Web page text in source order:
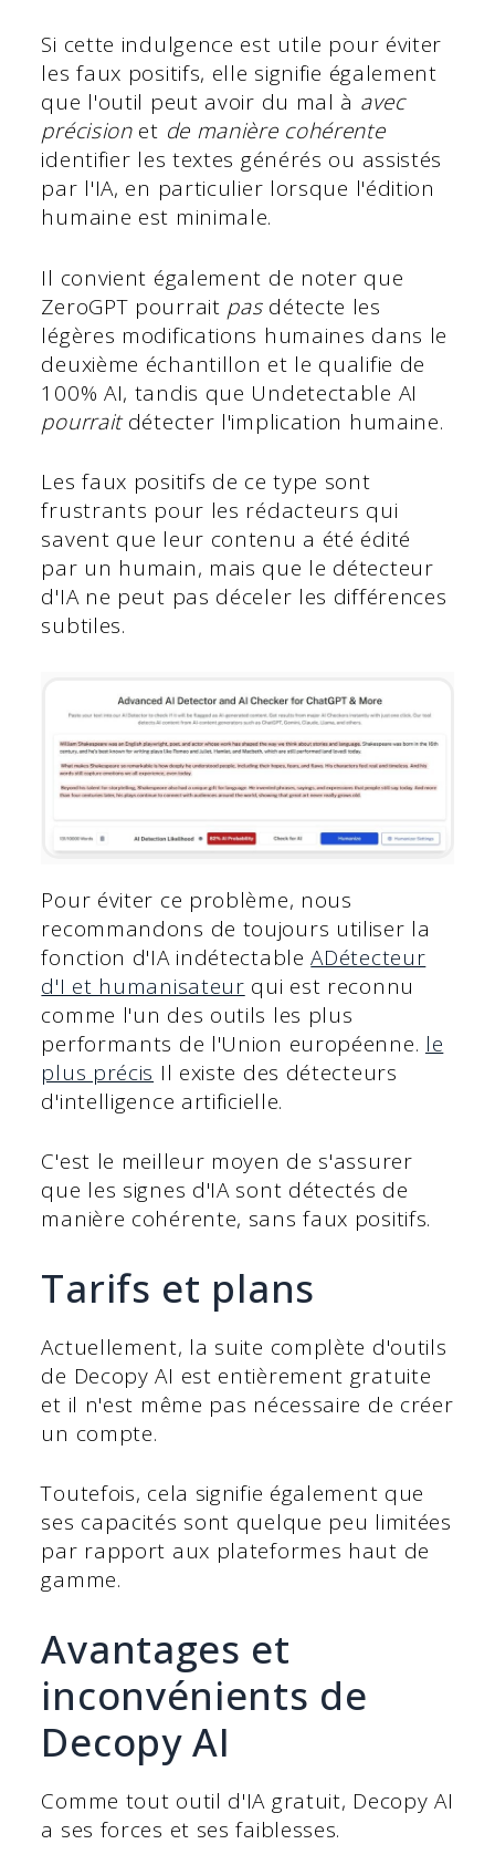
Si cette indulgence est utile pour éviter
les faux positifs, elle signifie également
que l'outil peut avoir du mal à avec
précisionet de manière cohérente
identifier les textes générés ou assistés
par l'IA, en particulier lorsque l'édition
humaine est minimale.
Il convient également de noter que
ZeroGPT pourrait pas détecte les
légères modifications humaines dans le
deuxième échantillon et le qualifie de
100% AI, tandis que Undetectable AI
pourraitdétecter l'implication humaine.
Les faux positifs de ce type sont
frustrants pour les rédacteurs qui
savent que leur contenu a été édité
par un humain, mais que le détecteur
d'IA ne peut pas déceler les différences
subtiles.
Pour éviter ce problème, nous
recommandons de toujours utiliser la
fonction d'IA indétectableADétecteur
d'I et humanisateur qui est reconnu
comme l'un des outils les plus
performants de l'Union européenne. le
plus précis Il existe des détecteurs
d'intelligence artificielle.
C'est le meilleur moyen de s'assurer
que les signes d'IA sont détectés de
manière cohérente, sans faux positifs.
Tarifs et plans
Actuellement, la suite complète d'outils
de Decopy AI est entièrement gratuite
et il n'est même pas nécessaire de créer
un compte.
Toutefois, cela signifie également que
ses capacités sont quelque peu limitées
par rapport aux plateformes haut de
gamme.
Avantages et
inconvénients de
Decopy AI
Comme tout outil d'IA gratuit, Decopy AI
a ses forces et ses faiblesses.